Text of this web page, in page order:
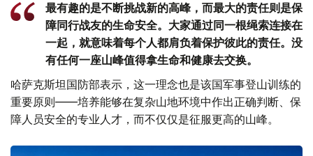
最有趣的是不断挑战新的高峰，而最大的责任则是保
障同行战友的生命安全。大家通过同一根绳索连接在
一起，就意味着每个人都肩负着保护彼此的责任。没
有任何一座山峰值得拿生命和健康去交换。
哈萨克斯坦国防部表示，这一理念也是该国军事登山训练的
重要原则——培养能够在复杂山地环境中作出正确判断、保
障人员安全的专业人才，而不仅仅是征服更高的山峰。